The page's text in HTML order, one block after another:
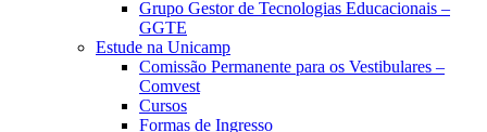
Grupo Gestor de Tecnologias Educacionais –
GGTE
Estude na Unicamp
Comissão Permanente para os Vestibulares –
Comvest
Cursos
Formas de Ingresso